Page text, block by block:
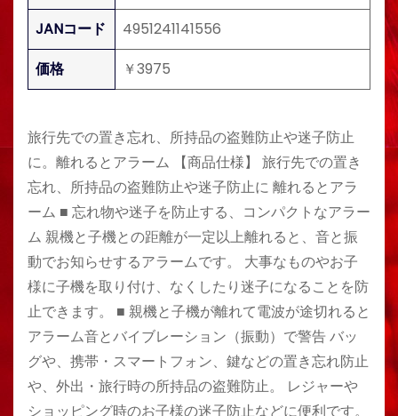
JANコード
4951241141556
価格
￥3975
旅行先での置き忘れ、所持品の盗難防止や迷子防止
に。離れるとアラーム 【商品仕様】 旅行先での置き
忘れ、所持品の盗難防止や迷子防止に 離れるとアラ
ーム ■ 忘れ物や迷子を防止する、コンパクトなアラー
ム 親機と子機との距離が一定以上離れると、音と振
動でお知らせするアラームです。 大事なものやお子
様に子機を取り付け、なくしたり迷子になることを防
止できます。 ■ 親機と子機が離れて電波が途切れると
アラーム音とバイブレーション（振動）で警告 バッ
グや、携帯・スマートフォン、鍵などの置き忘れ防止
や、外出・旅行時の所持品の盗難防止。 レジャーや
ショッピング時のお子様の迷子防止などに便利です。